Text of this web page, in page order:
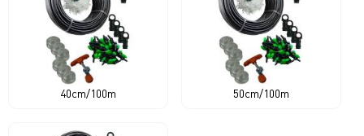
40cm/100m 50cm/100m